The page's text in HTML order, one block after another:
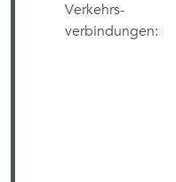
Verkehrs-
verbindungen: